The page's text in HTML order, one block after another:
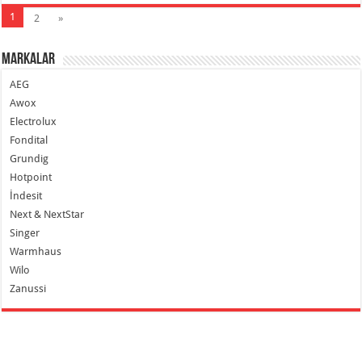
1 2 »
Markalar
AEG
Awox
Electrolux
Fondital
Grundig
Hotpoint
İndesit
Next & NextStar
Singer
Warmhaus
Wilo
Zanussi